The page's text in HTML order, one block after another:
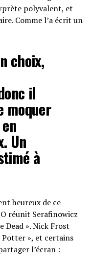
polyvalent, et
Comme l’a écrit un
choix,
il
moquer
Un
à
heureux de ce
réunit Serafinowicz
Dead ». Nick Frost
», et certains
l’écran :